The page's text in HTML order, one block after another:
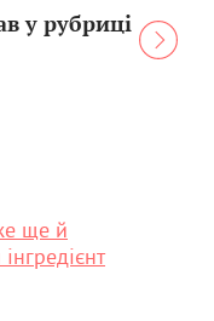
у рубриці
ще й